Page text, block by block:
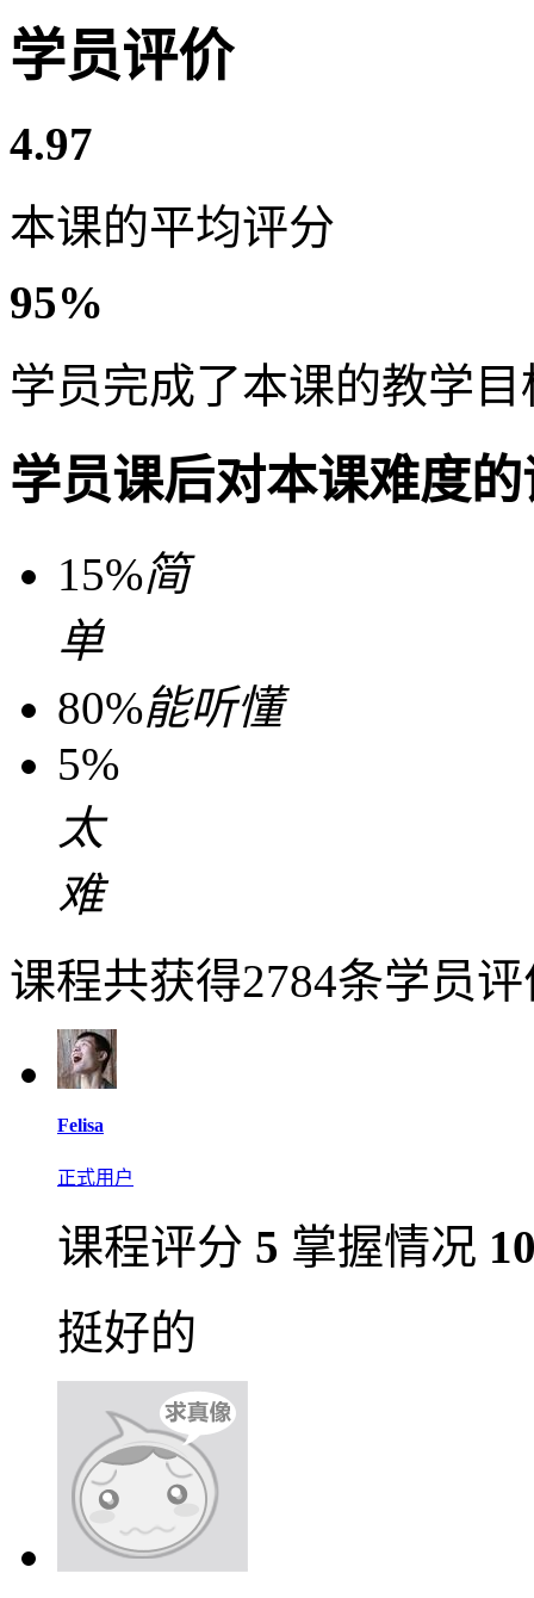
学员评价
4.97
本课的平均评分
95%
学员完成了本课的教学目
学员课后对本课难度
15%简
单
80%能听懂
5%
太
难
课程共获得2784条学员
Felisa
正式用户
课程评分 5 掌握情况
挺好的